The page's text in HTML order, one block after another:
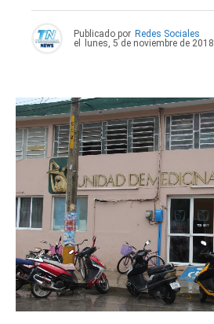
Publicado por Redes Sociales
el
lunes, 5 de noviembre de 2018